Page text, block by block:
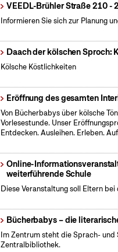
VEEDL-Brühler Straße 210 -
Informieren Sie sich zur Planung
Daach der kölschen Sproch:
Kölsche Köstlichkeiten
Eröffnung des gesamten
Von Bücherbabys über kölsche
Vorlesestunde. Unser
Entdecken. Ausleihen. Erleben.
Online-
weiterführende Schule
Diese Veranstaltung soll Eltern
Bücherbabys – die
Im Zentrum steht die Sprach-
Zentralbibliothek.